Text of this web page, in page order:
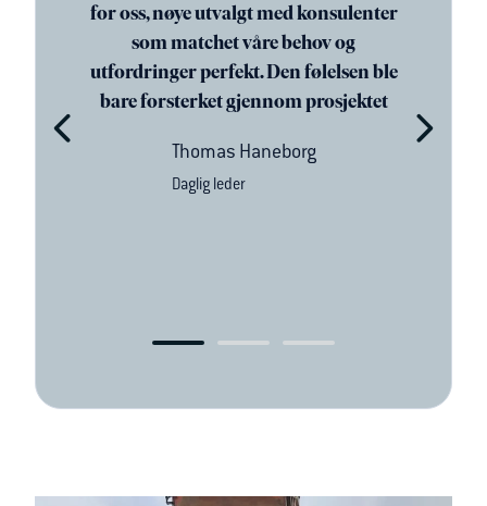
for oss, nøye utvalgt med konsulenter
som matchet våre behov og
utfordringer perfekt. Den følelsen ble
bare forsterket gjennom prosjektet
Thomas Haneborg
Daglig leder